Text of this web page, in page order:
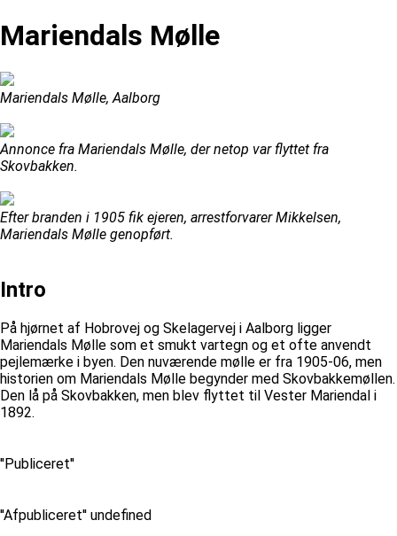
Mariendals Mølle
Mariendals Mølle, Aalborg
Annonce fra Mariendals Mølle, der netop var flyttet fra
Skovbakken.
Efter branden i 1905 fik ejeren, arrestforvarer Mikkelsen,
Mariendals Mølle genopført.
Intro
På hjørnet af Hobrovej og Skelagervej i Aalborg ligger
Mariendals Mølle som et smukt vartegn og et ofte anvendt
pejlemærke i byen. Den nuværende mølle er fra 1905-06, men
historien om Mariendals Mølle begynder med Skovbakkemøllen.
Den lå på Skovbakken, men blev flyttet til Vester Mariendal i
1892.
''Publiceret''
''Afpubliceret'' undefined